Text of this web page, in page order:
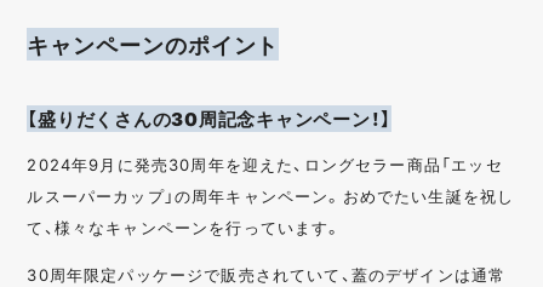
キャンペーンのポイント
【盛りだくさんの30周記念キャンペーン！】
2024年9月に発売30周年を迎えた、ロングセラー商品「エッセ
ルスーパーカップ」の周年キャンペーン。おめでたい生誕を祝し
て、様々なキャンペーンを行っています。
30周年限定パッケージで販売されていて、蓋のデザインは通常